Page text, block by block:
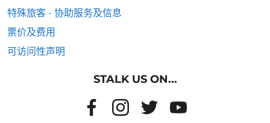
特殊旅客 - 协助服务及信息
票价及费用
可访问性声明
STALK US ON...